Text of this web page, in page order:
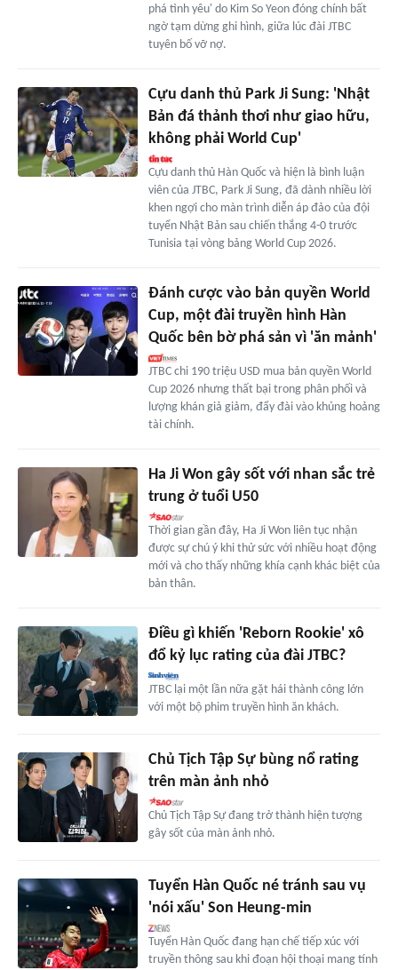
phá tình yêu' do Kim So Yeon đóng chính bất
ngờ tạm dừng ghi hình, giữa lúc đài JTBC
tuyên bố vỡ nợ.
Cựu danh thủ Park Ji Sung: 'Nhật
Bản đá thảnh thơi như giao hữu,
không phải World Cup'
Cựu danh thủ Hàn Quốc và hiện là bình luận
viên của JTBC, Park Ji Sung, đã dành nhiều lời
khen ngợi cho màn trình diễn áp đảo của đội
tuyển Nhật Bản sau chiến thắng 4-0 trước
Tunisia tại vòng bảng World Cup 2026.
Đánh cược vào bản quyền World
Cup, một đài truyền hình Hàn
Quốc bên bờ phá sản vì 'ăn mảnh'
JTBC chi 190 triệu USD mua bản quyền World
Cup 2026 nhưng thất bại trong phân phối và
lượng khán giả giảm, đẩy đài vào khủng hoảng
tài chính.
Ha Ji Won gây sốt với nhan sắc trẻ
trung ở tuổi U50
Thời gian gần đây, Ha Ji Won liên tục nhận
được sự chú ý khi thử sức với nhiều hoạt động
mới và cho thấy những khía cạnh khác biệt của
bản thân.
Điều gì khiến 'Reborn Rookie' xô
đổ kỷ lục rating của đài JTBC?
JTBC lại một lần nữa gặt hái thành công lớn
với một bộ phim truyền hình ăn khách.
Chủ Tịch Tập Sự bùng nổ rating
trên màn ảnh nhỏ
Chủ Tịch Tập Sự đang trở thành hiện tượng
gây sốt của màn ảnh nhỏ.
Tuyển Hàn Quốc né tránh sau vụ
'nói xấu' Son Heung-min
Tuyển Hàn Quốc đang hạn chế tiếp xúc với
truyền thông sau khi đoạn hội thoại mang tính